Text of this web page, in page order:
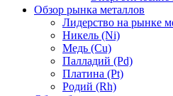
Обзор рынка металлов
Лидерство на рынке
Никель (Ni)
Медь (Cu)
Палладий (Pd)
Платина (Pt)
Родий (Rh)